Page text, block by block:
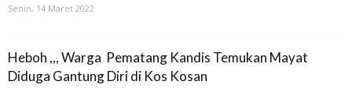
Senin, 14 Maret 2022
Heboh ,,, Warga Pematang Kandis Temukan Mayat
Diduga Gantung Diri di Kos Kosan